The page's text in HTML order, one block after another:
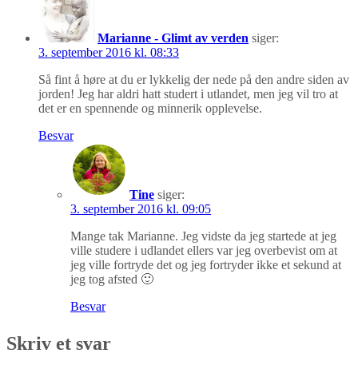
Marianne - Glimt av verden siger:
3. september 2016 kl. 08:33
Så fint å høre at du er lykkelig der nede på den andre siden av
jorden! Jeg har aldri hatt studert i utlandet, men jeg vil tro at
det er en spennende og minnerik opplevelse.
Besvar
Tine siger:
3. september 2016 kl. 09:05
Mange tak Marianne. Jeg vidste da jeg startede at jeg
ville studere i udlandet ellers var jeg overbevist om at
jeg ville fortryde det og jeg fortryder ikke et sekund at
jeg tog afsted 🙂
Besvar
Skriv et svar